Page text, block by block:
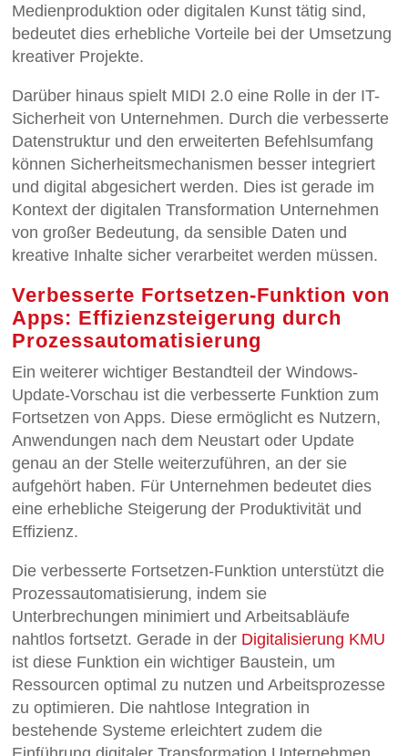
Medienproduktion oder digitalen Kunst tätig sind,
bedeutet dies erhebliche Vorteile bei der Umsetzung
kreativer Projekte.
Darüber hinaus spielt MIDI 2.0 eine Rolle in der IT-
Sicherheit von Unternehmen. Durch die verbesserte
Datenstruktur und den erweiterten Befehlsumfang
können Sicherheitsmechanismen besser integriert
und digital abgesichert werden. Dies ist gerade im
Kontext der digitalen Transformation Unternehmen
von großer Bedeutung, da sensible Daten und
kreative Inhalte sicher verarbeitet werden müssen.
Verbesserte Fortsetzen-Funktion von
Apps: Effizienzsteigerung durch
Prozessautomatisierung
Ein weiterer wichtiger Bestandteil der Windows-
Update-Vorschau ist die verbesserte Funktion zum
Fortsetzen von Apps. Diese ermöglicht es Nutzern,
Anwendungen nach dem Neustart oder Update
genau an der Stelle weiterzuführen, an der sie
aufgehört haben. Für Unternehmen bedeutet dies
eine erhebliche Steigerung der Produktivität und
Effizienz.
Die verbesserte Fortsetzen-Funktion unterstützt die
Prozessautomatisierung, indem sie
Unterbrechungen minimiert und Arbeitsabläufe
nahtlos fortsetzt. Gerade in der Digitalisierung KMU
ist diese Funktion ein wichtiger Baustein, um
Ressourcen optimal zu nutzen und Arbeitsprozesse
zu optimieren. Die nahtlose Integration in
bestehende Systeme erleichtert zudem die